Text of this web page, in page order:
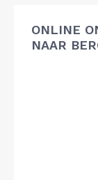
ONLINE
NAAR